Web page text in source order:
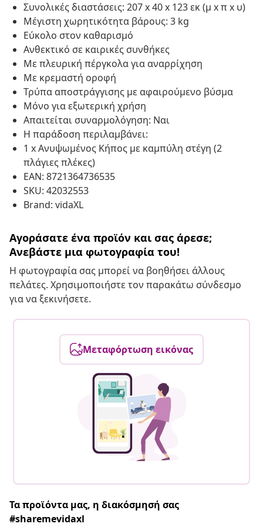
Συνολικές διαστάσεις: 207 x 40 x 123 εκ (μ x π x υ)
Μέγιστη χωρητικότητα βάρους: 3 kg
Εύκολο στον καθαρισμό
Ανθεκτικό σε καιρικές συνθήκες
Με πλευρική πέργκολα για αναρρίχηση
Με κρεμαστή οροφή
Τρύπα αποστράγγισης με αφαιρούμενο βύσμα
Μόνο για εξωτερική χρήση
Απαιτείται συναρμολόγηση: Ναι
Η παράδοση περιλαμβάνει:
1 x Ανυψωμένος Κήπος με καμπύλη στέγη (2
πλάγιες πλέκες)
EAN: 8721364736535
SKU: 42032553
Brand: vidaXL
Αγοράσατε ένα προϊόν και σας άρεσε;
Ανεβάστε μια φωτογραφία του!
Η φωτογραφία σας μπορεί να βοηθήσει άλλους
πελάτες. Χρησιμοποιήστε τον παρακάτω σύνδεσμο
για να ξεκινήσετε.
Μεταφόρτωση εικόνας
Τα προϊόντα μας, η διακόσμησή σας
#sharemevidaxl